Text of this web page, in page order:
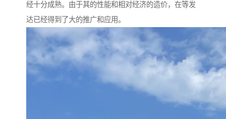
经十分成熟。由于其的性能和相对经济的造价，在等发
达已经得到了大的推广和应用。